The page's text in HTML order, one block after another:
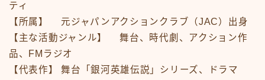
ティ
【所属】 元ジャパンアクションクラブ（JAC）出身
【主な活動ジャンル】 舞台、時代劇、アクション作
品、FMラジオ
【代表作】 舞台「銀河英雄伝説」シリーズ、ドラマ